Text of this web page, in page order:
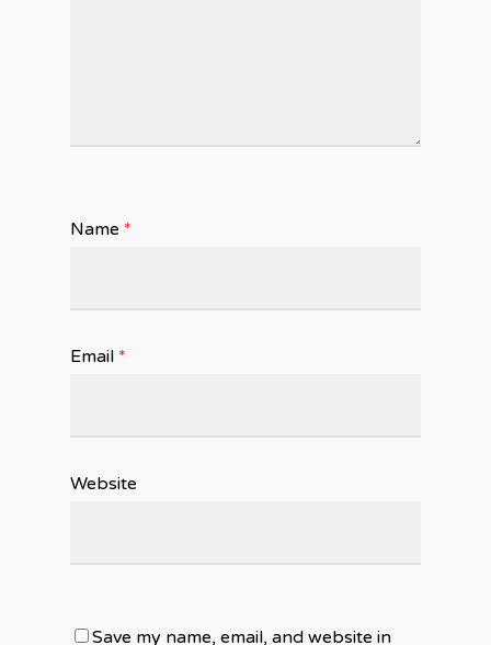
Name *
Email *
Website
Save my name, email, and website in